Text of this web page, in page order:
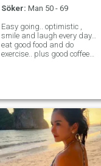
Söker: Man 50 - 69
Easy going.. optimistic ,
smile and laugh every day…
eat good food and do
exercise.. plus good coffee